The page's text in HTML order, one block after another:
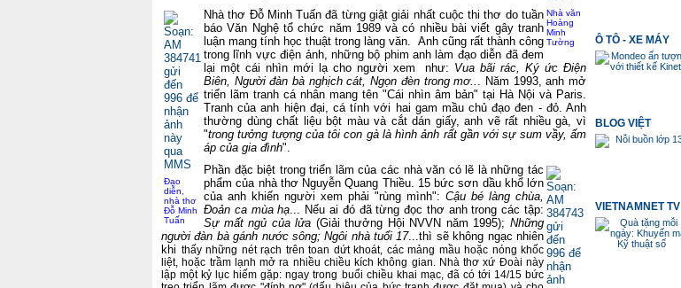
Nhà văn
Hoàng
Minh
Tường
Đạo
diễn,
nhà thơ
Đỗ Minh
Tuấn
Nhà thơ Đỗ Minh Tuấn đã từng giật giải nhất cuộc thi thơ do tuần
báo Văn Nghệ tổ chức năm 1989 và có nhiều bài viết gây tranh
luận mang tính học thuật trong làng văn. Anh cũng rất thành công
trong lĩnh vực điện ảnh, những bộ phim anh làm đạo diễn đã đem
lại một cái nhìn mới lạ cho người xem như: Vua bãi rác, Ký ức Điện
Biên, Người đàn bà nghịch cát, Ngọn đèn trong mơ.. . Năm 1993, anh mở
triển lãm tranh cá nhân mang tên "Cái nhìn âm bản" tại Hà Nội và Paris.
Tranh của anh hiện đại, cá tính với hai gam mầu chủ đạo đen - đỏ. Anh
thường dùng chất liệu bột màu và cắt dán giấy, anh vẽ rất nhiều gà, vì
"trong tưởng tượng của tôi con gà là hình ảnh rất gần với sự sum vầy, ấm
áp của gia đình".
Phần đặc biệt trong triển lãm của các nhà văn có lẽ là những tác
phẩm của nhà thơ Nguyễn Quang Thiều. 15 bức sơn dầu khổ lớn
của anh khiến người xem phải "rùng mình": Cậu bé làng chùa,
Đoản ca mùa hạ... Nếu ai đó đã từng đọc thơ anh trong các tập:
Sự mất ngủ của lửa (Giải thưởng Hội NVVN năm 1995);Những
người đàn bà gánh nước sông; Ngôi nhà tuổi 17...thì sẽ không ngạc nhiên
khi thấy những nét rạch trên toan dứt khoát, các mảng mầu hoặc nóng khốc
liệt, hoặc trầm lạnh mở ra nhiều chiều kích không gian. Nhà thơ xứ Đoài này
lập một kỷ lục hiếm gặp: ngay trong buổi chiều khai mạc, đã có tới 14/15 bức
Ô TÔ - XE MÁY
BLOG VIỆT
VIETNAMNET TV